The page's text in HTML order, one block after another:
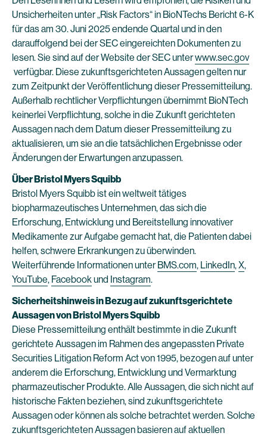
Unsicherheiten unter „Risk Factors“ in BioNTechs Bericht 6-K
für das am 30. Juni 2025 endende Quartal und in den
darauffolgend bei der SEC eingereichten Dokumenten zu
lesen. Sie sind auf der Website der SEC unterwww.sec.gov
verfügbar. Diese zukunftsgerichteten Aussagen gelten nur
zum Zeitpunkt der Veröffentlichung dieser Pressemitteilung.
Außerhalb rechtlicher Verpflichtungen übernimmt BioNTech
keinerlei Verpflichtung, solche in die Zukunft gerichteten
Aussagen nach dem Datum dieser Pressemitteilung zu
aktualisieren, um sie an die tatsächlichen Ergebnisse oder
Änderungen der Erwartungen anzupassen.
Über Bristol Myers Squibb
Bristol Myers Squibb ist ein weltweit tätiges
biopharmazeutisches Unternehmen, das sich die
Erforschung, Entwicklung und Bereitstellung innovativer
Medikamente zur Aufgabe gemacht hat, die Patienten dabei
helfen, schwere Erkrankungen zu überwinden.
Weiterführende Informationen unterBMS.com, LinkedIn,X,
YouTube, Facebookund Instagram.
Sicherheitshinweis in Bezug auf zukunftsgerichtete
Aussagen von Bristol Myers Squibb
Diese Pressemitteilung enthält bestimmte in die Zukunft
gerichtete Aussagen im Rahmen des angepassten Private
Securities Litigation Reform Act von 1995, bezogen auf unter
anderem die Erforschung, Entwicklung und Vermarktung
pharmazeutischer Produkte. Alle Aussagen, die sich nicht auf
historische Fakten beziehen, sind zukunftsgerichtete
Aussagen oder können als solche betrachtet werden. Solche
zukunftsgerichteten Aussagen basieren auf aktuellen